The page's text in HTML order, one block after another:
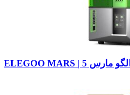
پرینتر سه بعدی رزینی الگو مارس 5 | ELEGOO MARS